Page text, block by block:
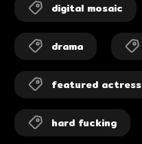
digital mosaic
drama
featured actress
hard fucking